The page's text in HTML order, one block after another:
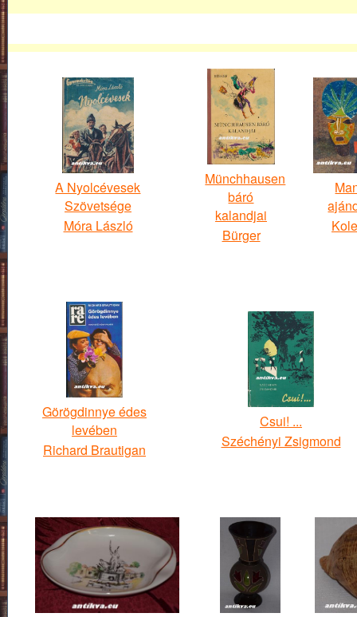
A Nyolcévesek
Szövetsége
Móra László
Münchhausen
báró
kalandjai
Bürger
Görögdinnye édes
levében
Richard Brautigan
Csui! ...
Széchényi Zsigmond